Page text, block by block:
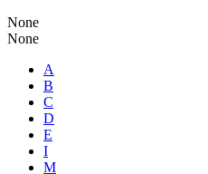
None
None
A
B
C
D
E
I
M